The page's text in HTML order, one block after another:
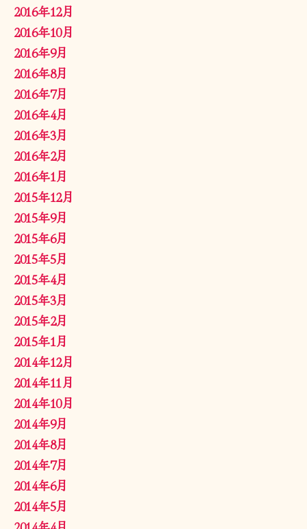
2016年12月
2016年10月
2016年9月
2016年8月
2016年7月
2016年4月
2016年3月
2016年2月
2016年1月
2015年12月
2015年9月
2015年6月
2015年5月
2015年4月
2015年3月
2015年2月
2015年1月
2014年12月
2014年11月
2014年10月
2014年9月
2014年8月
2014年7月
2014年6月
2014年5月